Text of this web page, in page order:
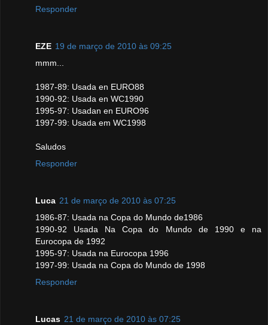
Responder
EZE 19 de março de 2010 às 09:25
mmm...
1987-89: Usada en EURO88
1990-92: Usada en WC1990
1995-97: Usadan en EURO96
1997-99: Usada em WC1998
Saludos
Responder
Luca 21 de março de 2010 às 07:25
1986-87: Usada na Copa do Mundo de1986
1990-92 Usada Na Copa do Mundo de 1990 e na
Eurocopa de 1992
1995-97: Usada na Eurocopa 1996
1997-99: Usada na Copa do Mundo de 1998
Responder
Lucas 21 de março de 2010 às 07:25